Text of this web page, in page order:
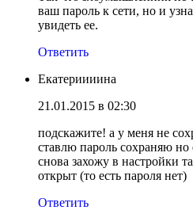
ваш пароль к сети, но и
увидеть ее.
Ответить
Екатериииина
21.01.2015 в 02:30
подскажите! а у меня не
ставлю пароль сохраняю но
снова захожу в настройки
открыт (то есть пароля нет)
Ответить